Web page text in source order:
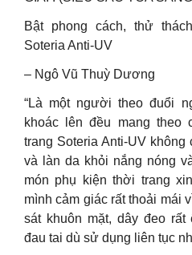
Bật phong cách, thử
Soteria Anti-UV
– Ngô Vũ Thuỳ Dương
“Là một người theo đuổi
khoác lên đều mang theo
trang Soteria Anti-UV
và làn da khỏi nắng nóng
món phụ kiện thời trang
mình cảm giác rất thoải mái
sát khuôn mặt, dây đeo
đau tai dù sử dụng liên tục